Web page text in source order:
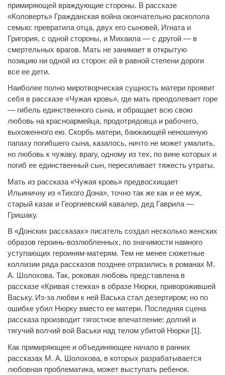
примиряющей враждующие стороны. В рассказе
«Коловерть» Гражданская война окончательно расколола
семью: превратила отца, двух его сыновей, Игната и
Григория, с одной стороны, и Михаила — с другой — в
смертельных врагов. Мать не занимает в открытую
позицию ни одной из сторон: ей в равной степени дороги
все ее дети.
Наиболее полно миротворческая сущность матери проявит
себя в рассказе «Чужая кровь», где мать преодолевает горе
— гибель единственного сына, и обращает всю свою
любовь на красноармейца, продотрядовца и рабочего,
выхоженного ею. Скорбь матери, баюкающей неношеную
папаху погибшего сына, казалось, ничто не может умалить,
но любовь к чужаку, врагу, одному из тех, по вине которых и
погиб ее единственный сын, пересиливает тяжесть утраты.
Мать из рассказа «Чужая кровь» предвосхищает
Ильиничну из «Тихого Дона», точно так же как и ее муж,
старый казак и Георгиевский кавалер, дед Гаврила —
Гришаку.
В «Донских рассказах» писатель создал несколько женских
образов героинь-возлюбленных, по значимости намного
уступающих героиням-матерям. Тем не менее сюжетные
коллизии ряда рассказов позднее отразились в романах М.
А. Шолохова. Так, роковая любовь представлена в
рассказе «Кривая стежка» в образе Нюрки, приворожившей
Ваську. Из-за любви к ней Васька стал дезертиром; но по
ошибке убил Нюрку вместо ее матери. Последняя сцена
рассказа производит тягостное впечатление: долгий и
тягучий волчий вой Васьки над телом убитой Нюрки [1].
Как примиряющее и объединяющее начало в ранних
рассказах М. А. Шолохова, в которых разрабатывается
любовная проблематика, может выступать ребенок.